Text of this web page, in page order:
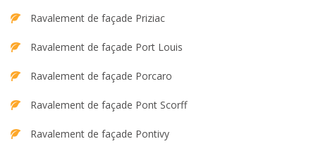
Ravalement de façade Priziac
Ravalement de façade Port Louis
Ravalement de façade Porcaro
Ravalement de façade Pont Scorff
Ravalement de façade Pontivy